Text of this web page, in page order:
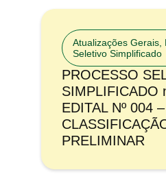
Atualizações Gerais
Seletivo Simplificado
PROCESSO
SIMPLIFICADO
EDITAL Nº 004 –
PRELIMINAR